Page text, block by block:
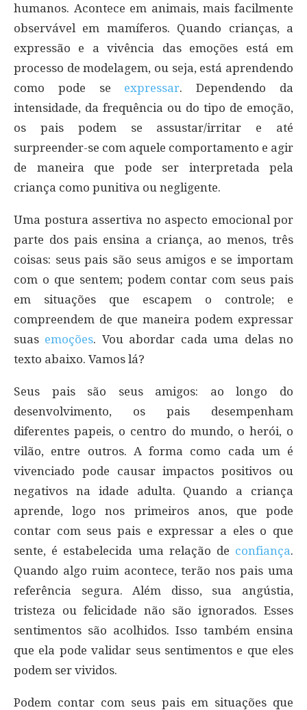
humanos. Acontece em animais, mais facilmente
observável em mamíferos. Quando crianças, a
expressão e a vivência das emoções está em
processo de modelagem, ou seja, está aprendendo
como pode se expressar. Dependendo da
intensidade, da frequência ou do tipo de emoção,
os pais podem se assustar/irritar e até
surpreender-se com aquele comportamento e agir
de maneira que pode ser interpretada pela
criança como punitiva ou negligente.
Uma postura assertiva no aspecto emocional por
parte dos pais ensina a criança, ao menos, três
coisas: seus pais são seus amigos e se importam
com o que sentem; podem contar com seus pais
em situações que escapem o controle; e
compreendem de que maneira podem expressar
suas emoções. Vou abordar cada uma delas no
texto abaixo. Vamos lá?
Seus pais são seus amigos: ao longo do
desenvolvimento, os pais desempenham
diferentes papeis, o centro do mundo, o herói, o
vilão, entre outros. A forma como cada um é
vivenciado pode causar impactos positivos ou
negativos na idade adulta. Quando a criança
aprende, logo nos primeiros anos, que pode
contar com seus pais e expressar a eles o que
sente, é estabelecida uma relação de confiança.
Quando algo ruim acontece, terão nos pais uma
referência segura. Além disso, sua angústia,
tristeza ou felicidade não são ignorados. Esses
sentimentos são acolhidos. Isso também ensina
que ela pode validar seus sentimentos e que eles
podem ser vividos.
Podem contar com seus pais em situações que